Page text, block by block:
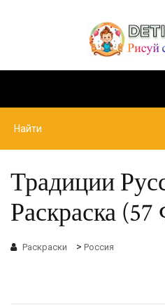
Традиции
Раскраска
Раскраски > Россия